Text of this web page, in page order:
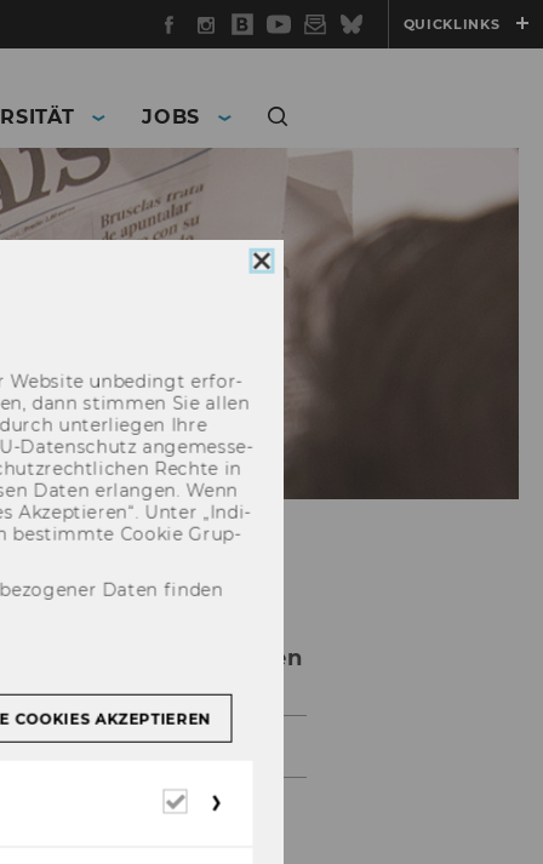
Facebook
Instagram
WU
Blog
YouTube
Newsletter
BlueskyQUICKLINKS
JOBS
Presseaussendungen
Presseaussendungen 2012
Cookie
Web­site un­be­dingt er­for­
dann stim­men Sie allen
un­ter­lie­gen Ihre
​Datenschutz an­ge­mes­se­
Rech­te in
Daten er­lan­gen. Wenn
Ak­zep­tie­ren“. Unter „In­di­
be­stimm­te Coo­kie Grup­
Daten finden
COOKIES AKZEPTIEREN
Erforderliche